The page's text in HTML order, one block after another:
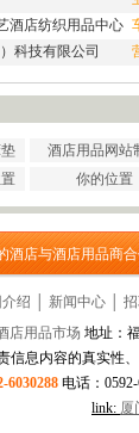
酒店纺织用品中心
科技有限公司
酒店用品网站
你的位置
酒店与酒店用品商
绍 新闻中心│
店用品市场 地址：
信息内容的真实性
6030288 电话：
link: 厦